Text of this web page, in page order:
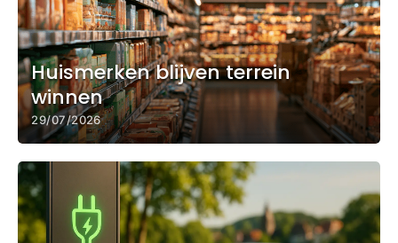
Huismerken blijven terrein
winnen
29/07/2026